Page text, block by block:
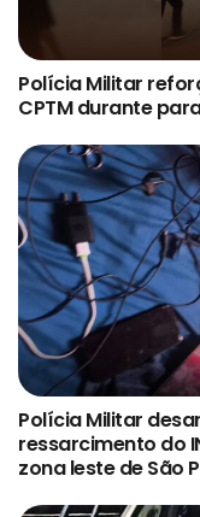
Polícia Militar
CPTM durante
Polícia Militar
ressarcimento do
zona leste de São